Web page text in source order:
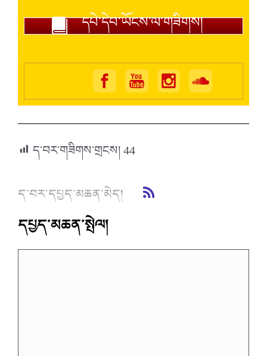
དཔེ་དེབ་ཡོངས་ལ་གཟིགས།
ད་བར་གཟིགས་གྲངས།44
ད་བར་དཔྱད་མཆན་མེད།
དཔྱད་མཆན་སྤེལ།